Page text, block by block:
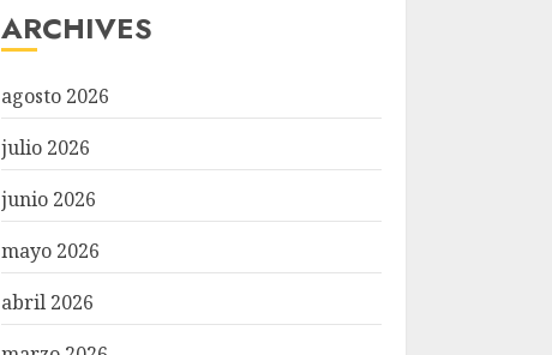
ARCHIVES
agosto 2026
julio 2026
junio 2026
mayo 2026
abril 2026